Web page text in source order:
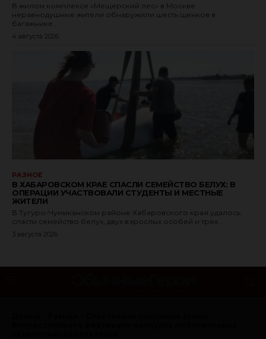
В жилом комплексе «Мещерский лес» в Москве
неравнодушные жители обнаружили шесть щенков в
багажнике...
4 августа 2026
РАЗНОЕ
В ХАБАРОВСКОМ КРАЕ СПАСЛИ СЕМЕЙСТВО БЕЛУХ: В
ОПЕРАЦИИ УЧАСТВОВАЛИ СТУДЕНТЫ И МЕСТНЫЕ
ЖИТЕЛИ
В Тугуро-Чумиканском районе Хабаровского края удалось
спасти семейство белух, двух взрослых особей и трёх...
3 августа 2026